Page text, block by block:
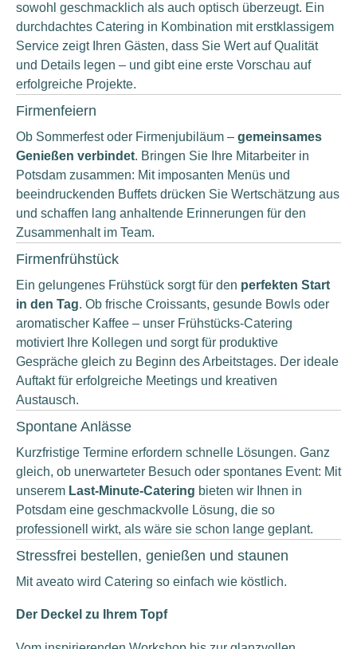
sowohl geschmacklich als auch optisch überzeugt. Ein
durchdachtes Catering in Kombination mit erstklassigem
Service zeigt Ihren Gästen, dass Sie Wert auf Qualität
und Details legen – und gibt eine erste Vorschau auf
erfolgreiche Projekte.
Firmenfeiern
Ob Sommerfest oder Firmenjubiläum – gemeinsames
Genießen verbindet. Bringen Sie Ihre Mitarbeiter in
Potsdam zusammen: Mit imposanten Menüs und
beeindruckenden Buffets drücken Sie Wertschätzung aus
und schaffen lang anhaltende Erinnerungen für den
Zusammenhalt im Team.
Firmenfrühstück
Ein gelungenes Frühstück sorgt für den perfekten Start
in den Tag. Ob frische Croissants, gesunde Bowls oder
aromatischer Kaffee – unser Frühstücks-Catering
motiviert Ihre Kollegen und sorgt für produktive
Gespräche gleich zu Beginn des Arbeitstages. Der ideale
Auftakt für erfolgreiche Meetings und kreativen
Austausch.
Spontane Anlässe
Kurzfristige Termine erfordern schnelle Lösungen. Ganz
gleich, ob unerwarteter Besuch oder spontanes Event: Mit
unserem Last-Minute-Catering bieten wir Ihnen in
Potsdam eine geschmackvolle Lösung, die so
professionell wirkt, als wäre sie schon lange geplant.
Stressfrei bestellen, genießen und staunen
Mit aveato wird Catering so einfach wie köstlich.
Der Deckel zu Ihrem Topf